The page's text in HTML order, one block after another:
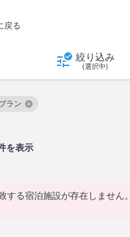
戻る
絞り込み
(選択中)
を表示
ラン
を解除
する宿泊施設が存在しません